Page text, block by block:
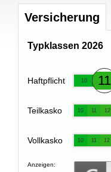
Versicherung
Typklassen 2026
Haftpflicht 10 11
Teilkasko 10 11 12
Vollkasko 10 11 12
Anzeigen: